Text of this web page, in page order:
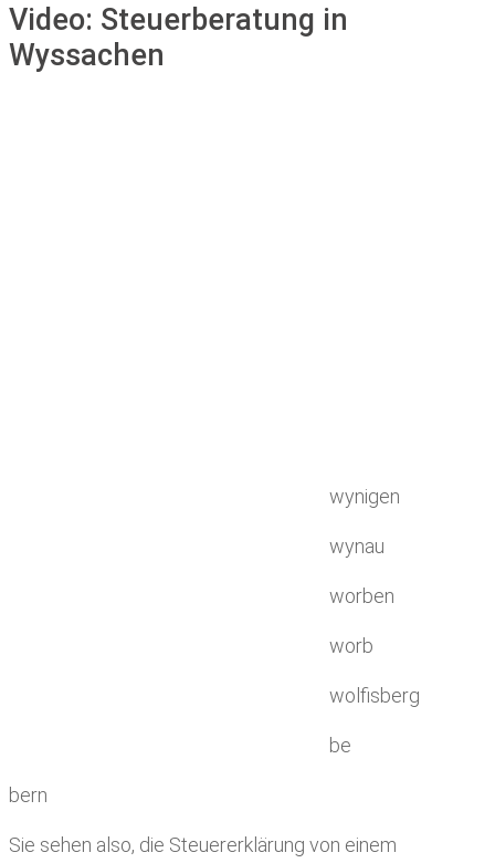
Video: Steuerberatung in
Wyssachen
wynigen
wynau
worben
worb
wolfisberg
be
bern
Sie sehen also, die Steuererklärung von einem